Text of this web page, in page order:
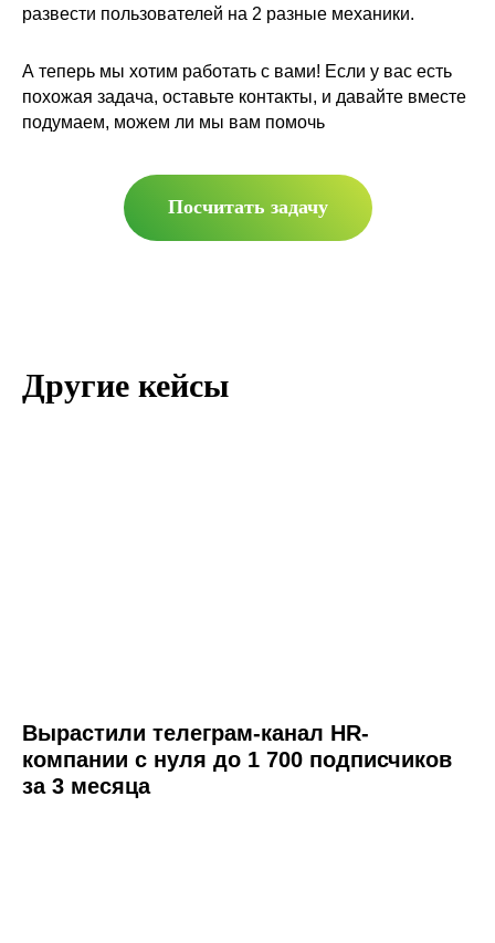
развести пользователей на 2 разные механики.
А теперь мы хотим работать с вами! Если у вас есть
похожая задача, оставьте контакты, и давайте вместе
подумаем, можем ли мы вам помочь
Посчитать задачу
Другие кейсы
Вырастили телеграм-канал HR-
компании с нуля до 1 700 подписчиков
за 3 месяца